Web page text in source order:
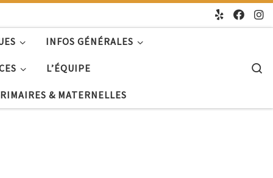
INFOS GÉNÉRALES
L’ÉQUIPE
& MATERNELLES